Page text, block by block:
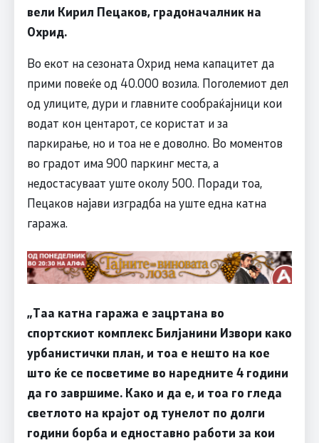
вели Кирил Пецаков, градоначалник на
Охрид.
Во екот на сезоната Охрид нема капацитет да
прими повеќе од 40.000 возила. Поголемиот дел
од улиците, дури и главните сообраќајници кои
водат кон центарот, се користат и за
паркирање, но и тоа не е доволно. Во моментов
во градот има 900 паркинг места, а
недостасуваат уште околу 500. Поради тоа,
Пецаков најави изградба на уште една катна
гаража.
„Таа катна гаража е зацртана во
спортскиот комплекс Билјанини Извори како
урбанистички план, и тоа е нешто на кое
што ќе се посветиме во наредните 4 години
да го завршиме. Како и да е, и тоа го гледа
светлото на крајот од тунелот по долги
години борба и едноставно работи за кои